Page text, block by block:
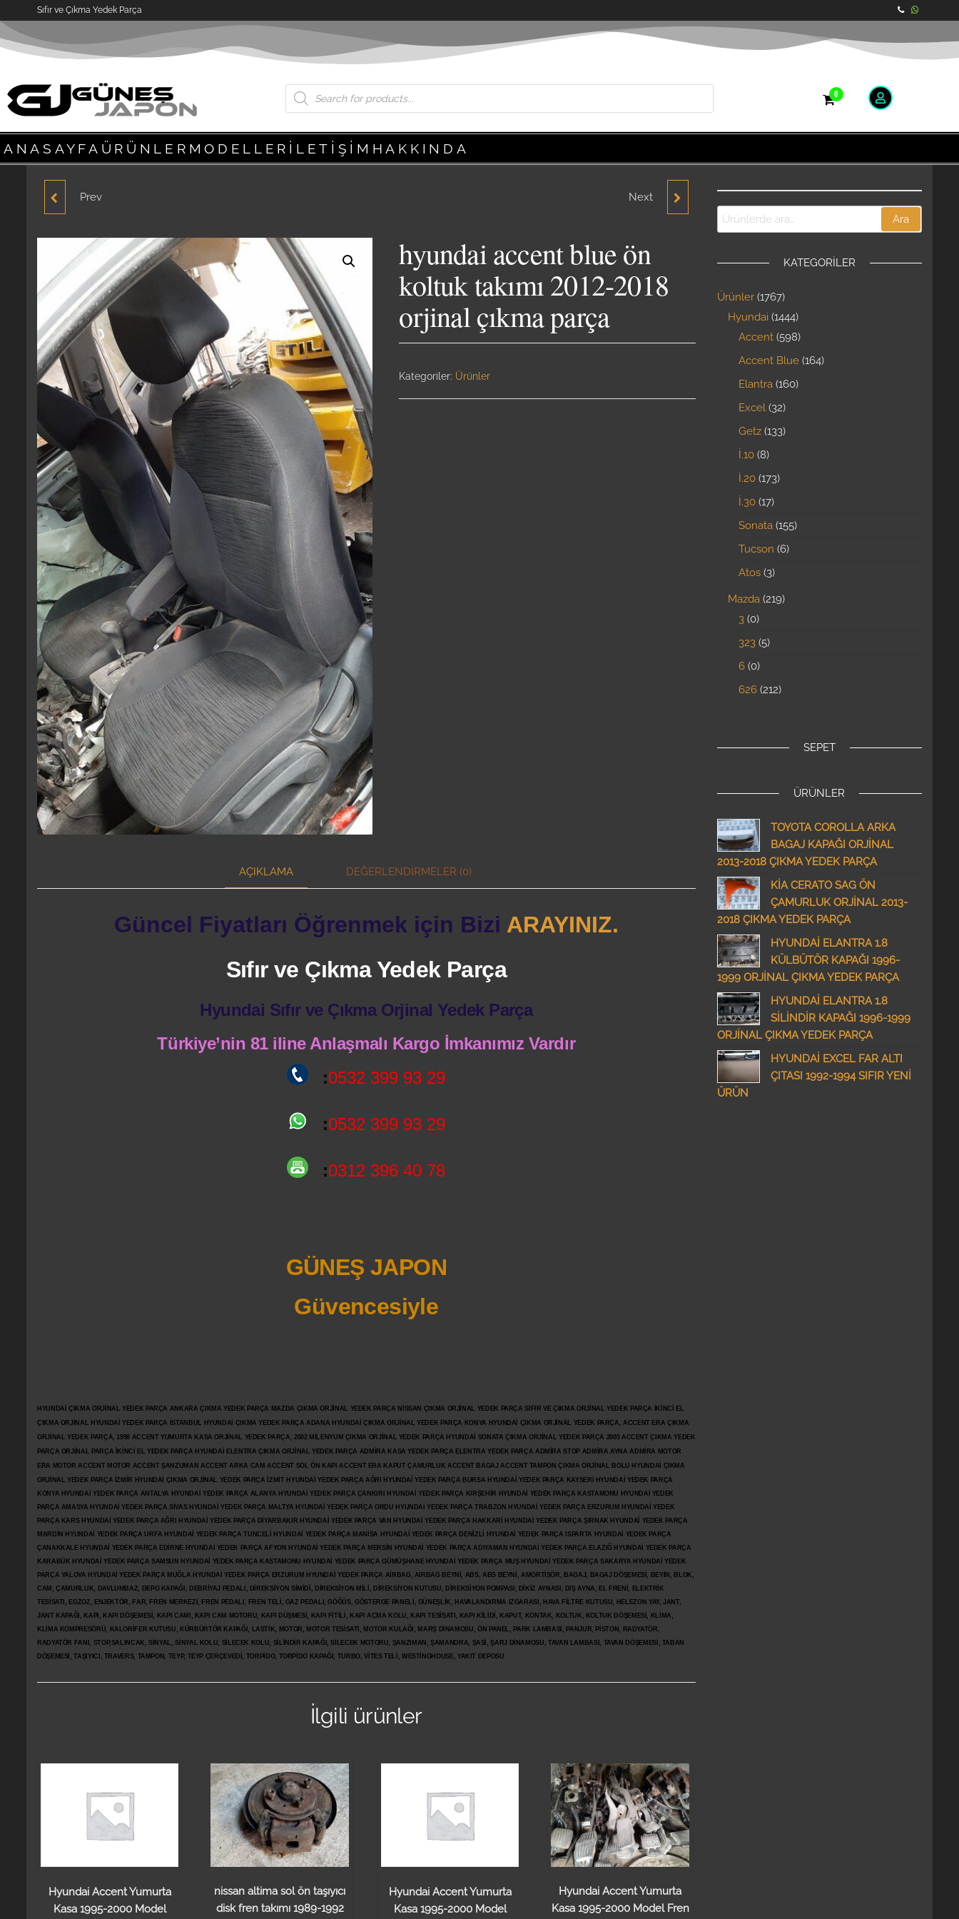
Sıfır ve Çıkma Yedek Parça
0
ANASAYFA ÜRÜNLER MODELLER İLETIŞIM HAKKINDA
HYUNDAI ACCENT
2018 ORJINAL ÇIKMA
Prev HYUNDAI ACCENT
DÖŞEMESI 2012-2018
Next
hyundai accent blue ön
koltuk takımı 2012-2018
orjinal çıkma parça
Kategoriler: Ürünler
AÇIKLAMA DEĞERLENDIRMELER (0)
Güncel Fiyatları Öğrenmek için Bizi ARAYINIZ.
Sıfır ve Çıkma Yedek Parça
Hyundai Sıfır ve Çıkma Orjinal Yedek Parça
Türkiye’nin 81 iline Anlaşmalı Kargo İmkanımız Vardır
:0532 399 93 29
:0532 399 93 29
:0312 396 40 78
GÜNEŞ JAPON
Güvencesiyle
HYUNDAİ ÇIKMA ORJİNAL YEDEK PARÇA ANKARA ÇIKMA YEDEK PARÇA MAZDA ÇIKMA ORJİNAL YEDEK PARÇA NİSSAN ÇIKMA ORJİNAL YEDEK PARÇA SIFIR VE ÇIKMA ORJİNAL YEDEK PARÇA İKİNCİ EL
ÇIKMA ORJİNAL HYUNDAİ YEDEK PARÇA İSTANBUL HYUNDAİ ÇIKMA YEDEK PARÇA ADANA HYUNDAİ ÇIKMA ORJİNAL YEDEK PARÇA KONYA HYUNDAİ ÇIKMA ORJİNAL YEDEK PARÇA, ACCENT ERA ÇIKMA
ORJİNAL YEDEK PARÇA, 1998 ACCENT YUMURTA KASA ORJİNAL YEDEK PARÇA, 2002 MİLENYUM ÇIKMA ORJİNAL YEDEK PARÇA HYUNDAİ SONATA ÇIKMA ORJİNAL YEDEK PARÇA 2005 ACCENT ÇIKMA YEDEK
PARÇA ORJİNAL PARÇA İKİNCİ EL YEDEK PARÇA HYUNDAİ ELENTRA ÇIKMA ORJİNAL YEDEK PARÇA ADMİRA KASA YEDEK PARÇA ELENTRA YEDEK PARÇA ADMİRA STOP ADMİRA AYNA ADMİRA MOTOR
ERA MOTOR ACCENT MOTOR ACCENT ŞANZUMAN ACCENT ARKA CAM ACCENT SOL ÖN KAPI ACCENT ERA KAPUT ÇAMURLUK ACCENT BAGAJ ACCENT TAMPON ÇIKMA ORJİNAL BOLU HYUNDAİ ÇIKMA
ORJİNAL YEDEK PARÇA İZMİR HYUNDAİ ÇIKMA ORJİNAL YEDEK PARÇA İZMİT HYUNDAİ YEDEK PARÇA AĞRI HYUNDAİ YEDEK PARÇA BURSA HYUNDAİ YEDEK PARÇA KAYSERİ HYUNDAİ YEDEK PARÇA
KONYA HYUNDAİ YEDEK PARÇA ANTALYA HYUNDAİ YEDEK PARÇA ALANYA HYUNDAİ YEDEK PARÇA ÇANKIRI HYUNDAİ YEDEK PARÇA KIRŞEHİR HYUNDAİ YEDEK PARÇA KASTAMONU HYUNDAİ YEDEK
PARÇA AMASYA HYUNDAİ YEDEK PARÇA SİVAS HYUNDAİ YEDEK PARÇA MALTYA HYUNDAİ YEDEK PARÇA ORDU HYUNDAİ YEDEK PARÇA TRABZON HYUNDAİ YEDEK PARÇA ERZURUM HYUNDAİ YEDEK
PARÇA KARS HYUNDAİ YEDEK PARÇA AĞRI HYUNDAİ YEDEK PARÇA DİYARBAKIR HYUNDAİ YEDEK PARÇA VAN HYUNDAİ YEDEK PARÇA HAKKARİ HYUNDAİ YEDEK PARÇA ŞIRNAK HYUNDAİ YEDEK PARÇA
MARDİN HYUNDAİ YEDEK PARÇA URFA HYUNDAİ YEDEK PARÇA TUNCELİ HYUNDAİ YEDEK PARÇA MANİSA HYUNDAİ YEDEK PARÇA DENİZLİ HYUNDAİ YEDEK PARÇA ISPARTA HYUNDAİ YEDEK PARÇA
ÇANAKKALE HYUNDAİ YEDEK PARÇA EDİRNE HYUNDAİ YEDEK PARÇA AFYON HYUNDAİ YEDEK PARÇA MERSİN HYUNDAİ YEDEK PARÇA ADIYAMAN HYUNDAİ YEDEK PARÇA ELAZIĞ HYUNDAİ YEDEK PARÇA
KARABÜK HYUNDAİ YEDEK PARÇA SAMSUN HYUNDAİ YEDEK PARÇA KASTAMONU HYUNDAİ YEDEK PARÇA GÜMÜŞHANE HYUNDAİ YEDEK PARÇA MUŞ HYUNDAİ YEDEK PARÇA SAKARYA HYUNDAİ YEDEK
PARÇA YALOVA HYUNDAİ YEDEK PARÇA MUĞLA HYUNDAİ YEDEK PARÇA ERZURUM HYUNDAİ YEDEK PARÇA AİRBAG, AİRBAG BEYNİ, ABS, ABS BEYNİ, AMORTİSÖR, BAGAJ, BAGAJ DÖŞEMESİ, BEYİN, BLOK,
CAM, ÇAMURLUK, DAVLUMBAZ, DEPO KAPAĞI, DEBRİYAJ PEDALI, DİREKSİYON SİMİDİ, DİREKSİYON MİLİ, DİREKSİYON KUTUSU, DİREKSİYON POMPASI, DİKİZ AYNASI, DIŞ AYNA, EL FRENİ, ELEKTRİK
TESİSATI, EGZOZ, ENJEKTÖR,
FAR, FREN MERKEZİ, FREN PEDALI, FREN TELİ, GAZ PEDALI, GÖĞÜS, GÖSTERGE PANELİ, GÜNEŞLİK, HAVALANDIRMA IZGARASI, HAVA FİLTRE KUTUSU, HELEZON YAY, JANT,
JANT KAPAĞI, KAPI, KAPI DÖŞEMESİ, KAPI CAMI, KAPI CAM MOTORU, KAPI DÜŞMESİ, KAPI FİTİLİ, KAPI AÇMA KOLU, KAPI TESİSATI, KAPI KİLİDİ, KAPUT, KONTAK, KOLTUK, KOLTUK DÖŞEMESİ, KLİMA,
KLİMA KOMPRESÖRÜ, KALORİFER KUTUSU, KÜRBÜRTÖR KAPAĞI, LASTİK, MOTOR, MOTOR TESİSATI, MOTOR KULAĞI, MARŞ DİNAMOSU, ÖN PANEL, PARK LAMBASI, PANJUR, PİSTON, RADYATÖR,
RADYATÖR FANI, STOP,SALINCAK, SİNYAL, SİNYAL KOLU, SİLECEK KOLU, SİLİNDİR KAPAĞI, SİLECEK MOTORU, ŞANZIMAN, ŞAMANDRA, ŞASİ, ŞARJ DİNAMOSU, TAVAN LAMBASI, TAVAN DÖŞEMESİ, TABAN
DÖŞEMESİ, TAŞIYICI, TRAVERS, TAMPON, TEYP, TEYP ÇERÇEVEDİ, TORPİDO, TORPİDO KAPAĞI, TURBO, VİTES TELİ, WESTİNGHOUSE, YAKIT DEPOSU
İlgili ürünler
Hyundai Accent Yumurta
Kasa 1995-2000 Model
nissan altima sol ön taşıyıcı
disk fren takımı 1989-1992
Hyundai Accent Yumurta
Kasa 1995-2000 Model
Hyundai Accent Yumurta
Kasa 1995-2000 Model Fren
Ara
KATEGORILER
Ürünler 1767
Hyundai 1444
Accent 598
Accent Blue 164
Elantra 160
Excel 32
Getz 133
İ.10 8
İ.20 173
İ.30 17
Sonata 155
Tucson 6
Atos 3
Mazda 219
3 0
323 5
6 0
626 212
SEPET
ÜRÜNLER
TOYOTA COROLLA ARKA
BAGAJ KAPAĞI ORJİNAL
2013-2018 ÇIKMA YEDEK PARÇA
KİA CERATO SAG ÖN
ÇAMURLUK ORJİNAL 2013-
2018 ÇIKMA YEDEK PARÇA
HYUNDAİ ELANTRA 1.8
KÜLBÜTÖR KAPAĞI 1996-
1999 ORJİNAL ÇIKMA YEDEK PARÇA
HYUNDAİ ELANTRA 1.8
SİLİNDİR KAPAĞI 1996-1999
ORJİNAL ÇIKMA YEDEK PARÇA
HYUNDAİ EXCEL FAR ALTI
ÇITASI 1992-1994 SIFIR YENİ
ÜRÜN